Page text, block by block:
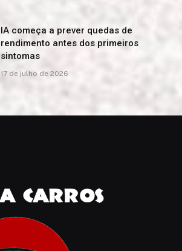
IA começa a prever quedas de
rendimento antes dos primeiros
sintomas
17 de julho de 2026